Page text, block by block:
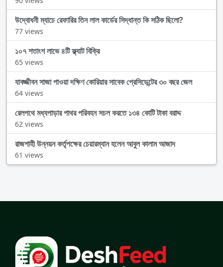
উদ্বোধনী ম্যাচে রেফারির তিন লাল কার্ডের সিদ্ধান্ত কি সঠিক ছিলো?
77 views
১০৭ শতাংশ লাভে ৪টি ফ্ল্যাট বিক্রি
65 views
যাবজ্জীবন সাজা পাওয়া দক্ষিণ কোরিয়ার সাবেক প্রেসিডেন্টের ৩০ বছর জেল
64 views
রেলপথে মধ্যপাড়ার পাথর পরিবহন সচল করতে ১৩৪ কোটি টাকা বরাদ্দ
62 views
রাজশাহী উন্নয়ন কর্তৃপক্ষের চেয়ারম্যান হলেন আবুল কালাম আজাদ
61 views